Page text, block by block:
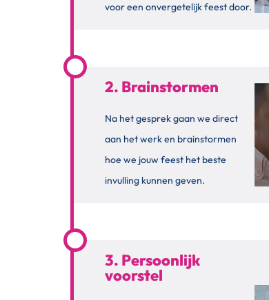
voor een onvergetelijk feest door.
2. Brainstormen
Na het gesprek gaan we direct
aan het werk en brainstormen
hoe we jouw feest het beste
invulling kunnen geven.
3. Persoonlijk
voorstel